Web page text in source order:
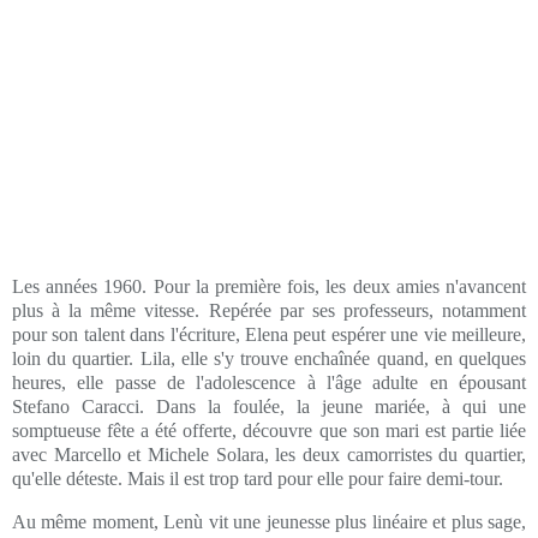
Les années 1960. Pour la première fois, les deux amies n'avancent
plus à la même vitesse. Repérée par ses professeurs, notamment
pour son talent dans l'écriture, Elena peut espérer une vie meilleure,
loin du quartier. Lila, elle s'y trouve enchaînée quand, en quelques
heures, elle passe de l'adolescence à l'âge adulte en épousant
Stefano Caracci. Dans la foulée, la jeune mariée, à qui une
somptueuse fête a été offerte, découvre que son mari est partie liée
avec Marcello et Michele Solara, les deux camorristes du quartier,
qu'elle déteste. Mais il est trop tard pour elle pour faire demi-tour.
Au même moment, Lenù vit une jeunesse plus linéaire et plus sage,